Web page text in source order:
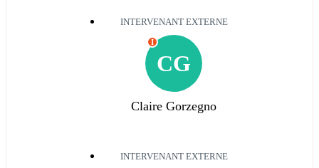
INTERVENANT EXTERNE
CG
I
Claire Gorzegno
INTERVENANT EXTERNE